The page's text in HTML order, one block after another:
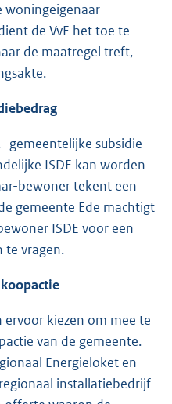
woningeigenaar
de VvE het toe te
de maatregel treft,
gemeentelijke subsidie
ISDE kan worden
bewoner tekent een
gemeente Ede machtigt
ISDE voor een
te vragen.
kiezen om mee te
van de gemeente.
Energieloket en
installatiebedrijf